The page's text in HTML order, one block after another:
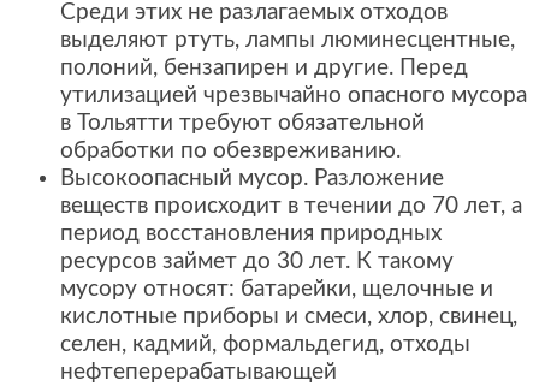
Среди этих не разлагаемых отходов
выделяют ртуть, лампы люминесцентные,
полоний, бензапирен и другие. Перед
утилизацией чрезвычайно опасного мусора
в Тольятти требуют обязательной
обработки по обезвреживанию.
Высокоопасный мусор. Разложение
веществ происходит в течении до 70 лет, а
период восстановления природных
ресурсов займет до 30 лет. К такому
мусору относят: батарейки, щелочные и
кислотные приборы и смеси, хлор, свинец,
селен, кадмий, формальдегид, отходы
нефтеперерабатывающей